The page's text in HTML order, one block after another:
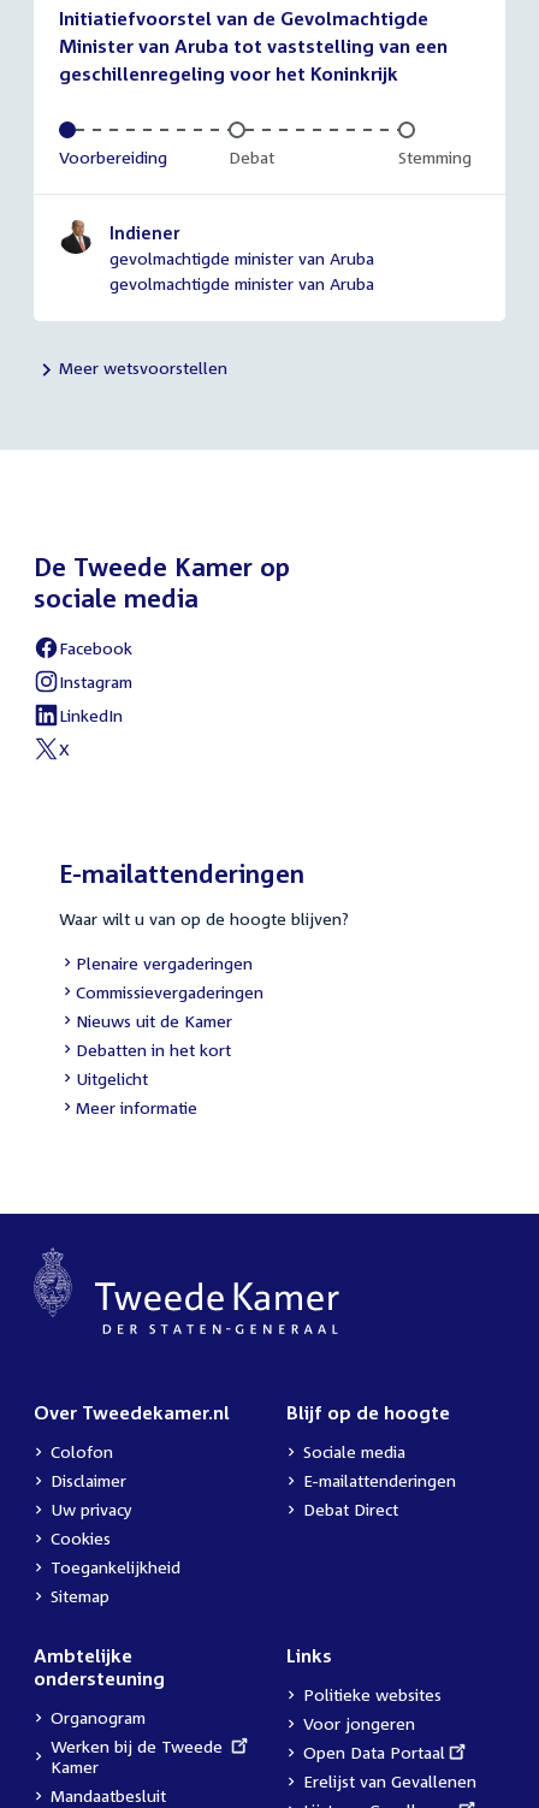
Initiatiefvoorstel van de Gevolmachtigde
Minister van Aruba tot vaststelling van een
geschillenregeling voor het Koninkrijk
Voltooid:
Voorbereiding Onvoltooid:
Debat Onvoltooid:
Stemming
Indiener
gevolmachtigde minister van Aruba
gevolmachtigde minister van Aruba
Meer wetsvoorstellen
De Tweede Kamer op
sociale media
External
link:
Facebook
External
link:
Instagram
External
link:
LinkedIn
External
X
E-mailattenderingen
Waar wilt u van op de hoogte blijven?
External
link:
Plenaire vergaderingen
External
link:
Commissievergaderingen
External
link:
Nieuws uit de Kamer
External
link:
Debatten in het kort
External
link:
Uitgelicht
Meer informatie
Over Tweedekamer.nl
Colofon
Disclaimer
Uw privacy
Cookies
Toegankelijkheid
Sitemap
Blijf op de hoogte
Sociale media
E-mailattenderingen
Debat Direct
Ambtelijke
ondersteuning
Organogram
External
link:
Werken bij de Tweede
Kamer
Mandaatbesluit
Links
Politieke websites
Voor jongeren
External
link:
Open Data Portaal
Erelijst van Gevallenen